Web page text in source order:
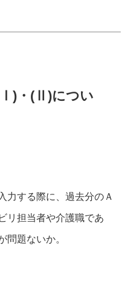
(Ⅰ)・(Ⅱ)につい
力する際に、過去分のＡ
リ担当者や介護職であ
問題ないか。